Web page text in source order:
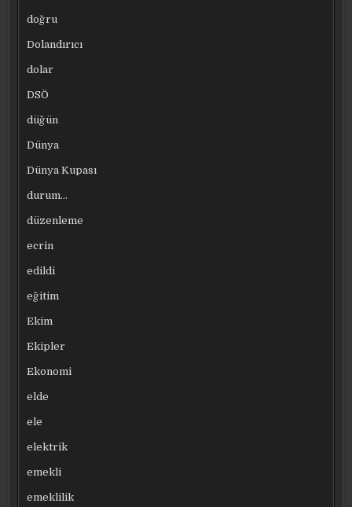
doğru
Dolandırıcı
dolar
DSÖ
düğün
Dünya
Dünya Kupası
durum…
düzenleme
ecrin
edildi
eğitim
Ekim
Ekipler
Ekonomi
elde
ele
elektrik
emekli
emeklilik